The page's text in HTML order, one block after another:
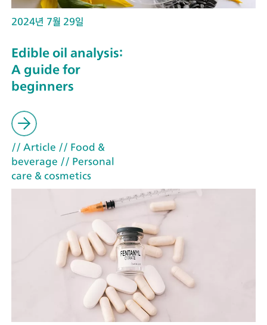
2024년 7월 29일
Edible oil analysis:
A guide for
beginners
// Article // Food &
beverage // Personal
care & cosmetics